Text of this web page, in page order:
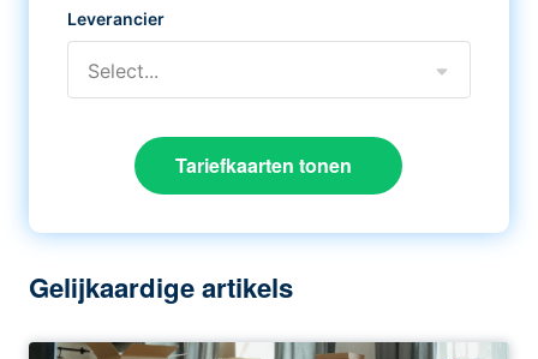
Leverancier
Select...
Tariefkaarten tonen
Gelijkaardige artikels